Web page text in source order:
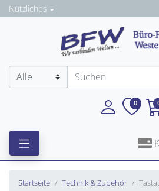
Nützliches
0
Startseite Technik & Zubehör